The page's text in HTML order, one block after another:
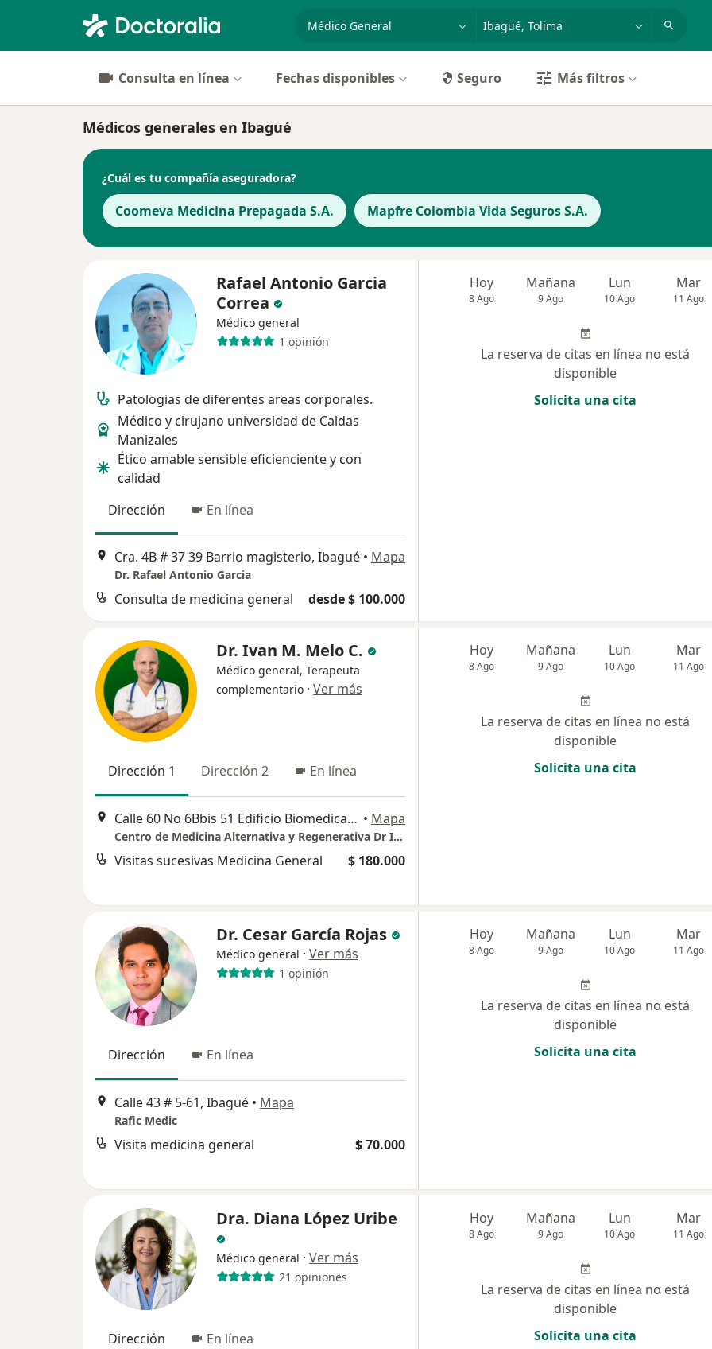
especialidad, enfermedad o nombre
p. ej. Bogotá
Consulta en línea Fechas disponibles Seguro Más filtros
Médicos generales en Ibagué
¿Cuál es tu compañía aseguradora?
Coomeva Medicina Prepagada S.A. Mapfre Colombia Vida Seguros S.A.
Rafael Antonio Garcia
Correa
Médico general
1 opinión
Patologias de diferentes areas corporales.
Médico y cirujano universidad de Caldas
Manizales
Ético amable sensible eficienciente y con
calidad
Dirección
En línea
Cra. 4B # 37 39 Barrio magisterio, Ibagué • Mapa
Dr. Rafael Antonio Garcia
Consulta de medicina general desde $ 100.000
Hoy
8 Ago
Mañana
9 Ago
Lun
10 Ago
Mar
11 Ago
La reserva de citas en línea no está
disponible
Solicita una cita
Dr. Ivan M. Melo C.
Médico general, Terapeuta
complementario · Ver más
Dirección 1 Dirección 2 En línea
Calle 60 No 6Bbis 51 Edificio Biomedica, Ibagué • Mapa
Centro de Medicina Alternativa y Regenerativa Dr Ivan M. Melo C.
Visitas sucesivas Medicina General $ 180.000
Hoy
8 Ago
Mañana
9 Ago
Lun
10 Ago
Mar
11 Ago
La reserva de citas en línea no está
disponible
Solicita una cita
Dr. Cesar García Rojas
Médico general · Ver más
1 opinión
Dirección En línea
Calle 43 # 5-61, Ibagué • Mapa
Rafic Medic
Visita medicina general $ 70.000
Hoy
8 Ago
Mañana
9 Ago
Lun
10 Ago
Mar
11 Ago
La reserva de citas en línea no está
disponible
Solicita una cita
Dra. Diana López Uribe
Médico general · Ver más
21 opiniones
Dirección En línea
Hoy
8 Ago
Mañana
9 Ago
Lun
10 Ago
Mar
11 Ago
La reserva de citas en línea no está
disponible
Solicita una cita